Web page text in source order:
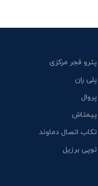
پترو فجر مرکزی
پلی ران
پروال
پیمتاش
تکاب اتصال دماوند
توپی برزیل